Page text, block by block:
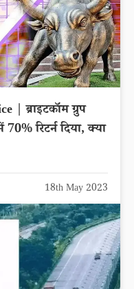
| ब्राइटकॉम ग्रुप
रिटर्न दिया, क्या
18th May 2023